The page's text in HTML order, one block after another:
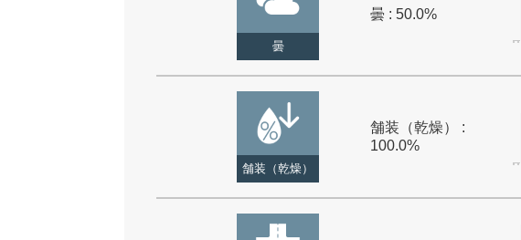
曇
曇 : 50.0%
舗装（乾燥）
舗装（乾燥） :
100.0%